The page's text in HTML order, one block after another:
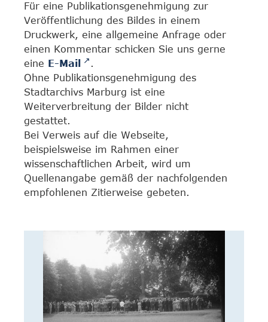
Für eine Publikationsgenehmigung zur
Veröffentlichung des Bildes in einem
Druckwerk, eine allgemeine Anfrage oder
einen Kommentar schicken Sie uns gerne
eine E-Mail
.
Ohne Publikationsgenehmigung des
Stadtarchivs Marburg ist eine
Weiterverbreitung der Bilder nicht
gestattet.
Bei Verweis auf die Webseite,
beispielsweise im Rahmen einer
wissenschaftlichen Arbeit, wird um
Quellenangabe gemäß der nachfolgenden
empfohlenen Zitierweise gebeten.